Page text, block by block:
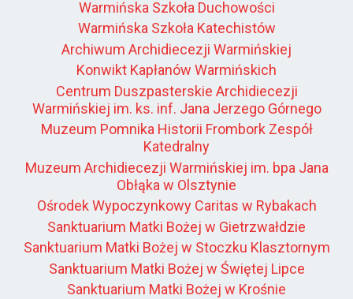
Warmińska Szkoła Duchowości
Warmińska Szkoła Katechistów
Archiwum Archidiecezji Warmińskiej
Konwikt Kapłanów Warmińskich
Centrum Duszpasterskie Archidiecezji
Warmińskiej im. ks. inf. Jana Jerzego Górnego
Muzeum Pomnika Historii Frombork Zespół
Katedralny
Muzeum Archidiecezji Warmińskiej im. bpa Jana
Obłąka w Olsztynie
Ośrodek Wypoczynkowy Caritas w Rybakach
Sanktuarium Matki Bożej w Gietrzwałdzie
Sanktuarium Matki Bożej w Stoczku Klasztornym
Sanktuarium Matki Bożej w Świętej Lipce
Sanktuarium Matki Bożej w Krośnie